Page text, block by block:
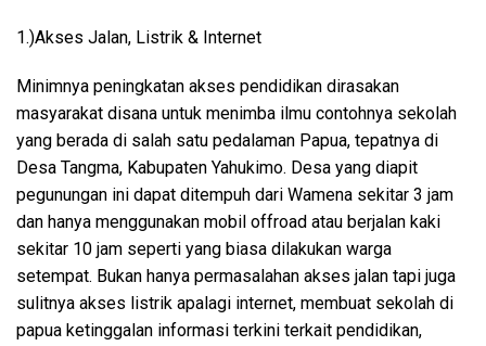
1.)Akses Jalan, Listrik & Internet
Minimnya peningkatan akses pendidikan dirasakan
masyarakat disana untuk menimba ilmu contohnya sekolah
yang berada di salah satu pedalaman Papua, tepatnya di
Desa Tangma, Kabupaten Yahukimo. Desa yang diapit
pegunungan ini dapat ditempuh dari Wamena sekitar 3 jam
dan hanya menggunakan mobil offroad atau berjalan kaki
sekitar 10 jam seperti yang biasa dilakukan warga
setempat. Bukan hanya permasalahan akses jalan tapi juga
sulitnya akses listrik apalagi internet, membuat sekolah di
papua ketinggalan informasi terkini terkait pendidikan,